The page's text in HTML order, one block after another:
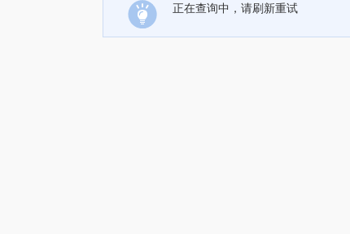
正在查询中，请刷新重试